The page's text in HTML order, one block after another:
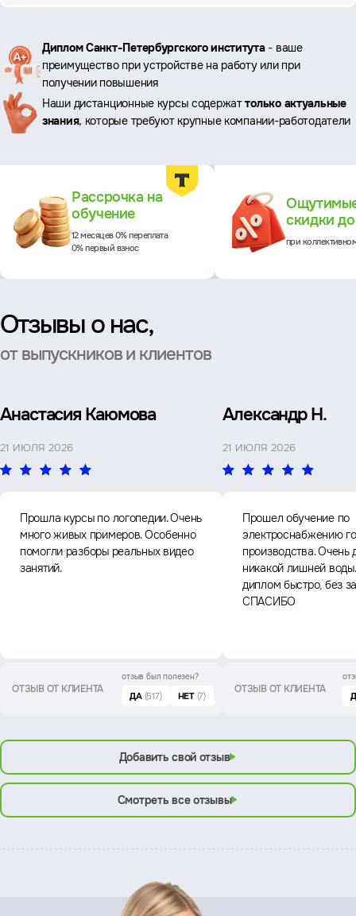
Ключевые
преимущества
Диплом Санкт-Петербургского института- ваше
преимущество при устройстве на работу или при
получении повышения
Наши дистанционные курсы содержаттолько актуальные
знания, которые требуют крупные компании-работодатели
Рассрочка на
обучение
12 месяцев 0% переплата
0% первый взнос
скидки
при
Отзывы о нас,
от выпускников и клиентов
Анастасия Каюмова
21 ИЮЛЯ 2026
Прошла курсы по логопедии. Очень
много живых примеров. Особенно
помогли разборы реальных видео
занятий.
ОТЗЫВ ОТ КЛИЕНТА
отзыв был полезен?
ДА (517) НЕТ (7)
Александр Н.
21 ИЮЛЯ 2026
Прошел обучение по
электроснабжению
производства. Очень
никакой лишней
диплом быстро, без
СПАСИБО
ОТЗЫВ ОТ КЛИЕНТА
Добавить свой отзыв
Смотреть все отзывы